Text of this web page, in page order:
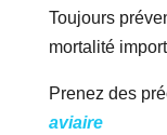
Toujours
mortalité
Prenez des
aviaire